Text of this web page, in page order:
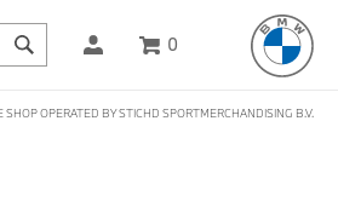
0
OPERATED BY STICHD SPORTMERCHANDISING B.V.